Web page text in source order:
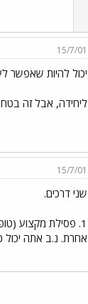
15/7/01
יכול להיות שאפשר
ליחידה, אבל זה
15/7/01
שני דרכים.
אחרת. נ.ב אתה יכול